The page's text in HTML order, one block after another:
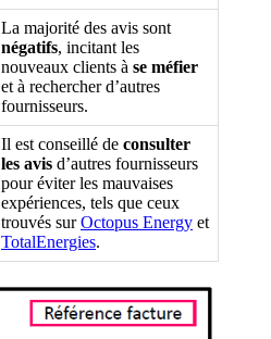
La majorité des avis sont
négatifs, incitant les
nouveaux clients à se méfier
et à rechercher d’autres
fournisseurs.
Il est conseillé de consulter
les avis d’autres fournisseurs
pour éviter les mauvaises
expériences, tels que ceux
trouvés surOctopus Energy et
TotalEnergies.